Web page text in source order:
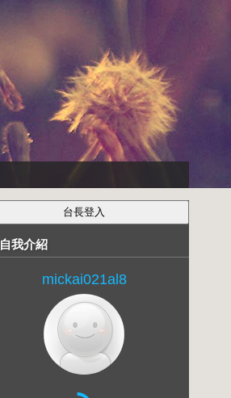
自我介紹
mickai021al8